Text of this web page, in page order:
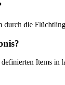
die
Items